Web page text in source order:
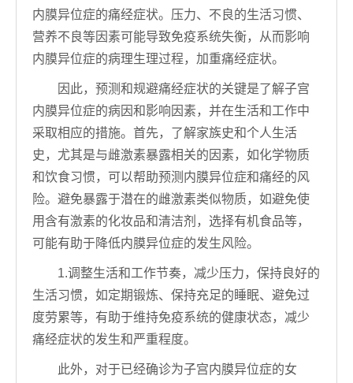
内膜异位症的痛经症状。压力、不良的生活习惯、
营养不良等因素可能导致免疫系统失衡，从而影响
内膜异位症的病理生理过程，加重痛经症状。
因此，预测和规避痛经症状的关键是了解子宫
内膜异位症的病因和影响因素，并在生活和工作中
采取相应的措施。首先，了解家族史和个人生活
史，尤其是与雌激素暴露相关的因素，如化学物质
和饮食习惯，可以帮助预测内膜异位症和痛经的风
险。避免暴露于潜在的雌激素类似物质，如避免使
用含有激素的化妆品和清洁剂，选择有机食品等，
可能有助于降低内膜异位症的发生风险。
1.调整生活和工作节奏，减少压力，保持良好的
生活习惯，如定期锻炼、保持充足的睡眠、避免过
度劳累等，有助于维持免疫系统的健康状态，减少
痛经症状的发生和严重程度。
此外，对于已经确诊为子宫内膜异位症的女